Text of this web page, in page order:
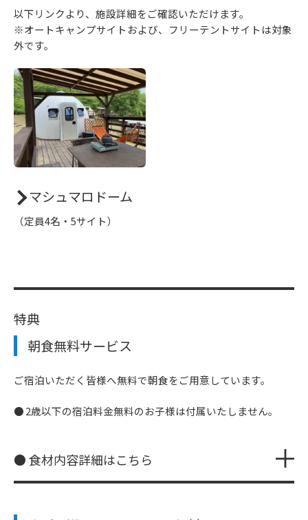
以下リンクより、施設詳細をご確認いただけます。
※オートキャンプサイトおよび、フリーテントサイトは対象
外です。
マシュマロドーム
（定員4名・5サイト）
特典
朝食無料サービス
ご宿泊いただく皆様へ無料で朝食をご用意しています。
2歳以下の宿泊料金無料のお子様は付属いたしません。
● 食材内容詳細はこちら